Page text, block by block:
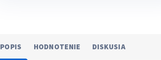
POPIS HODNOTENIE DISKUSIA